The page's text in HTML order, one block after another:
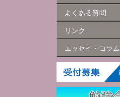
よくある質問
リンク
エッセイ・コラム